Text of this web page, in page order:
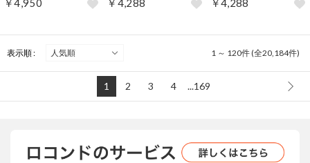
￥4,950 ￥4,288 ￥4,288
表示順 : 1 ～ 120件 (全20,184件)
1 2 3 4 ...169